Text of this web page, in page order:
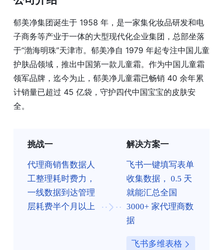
郁美净集团诞生于 1958 年，是一家集化妆品研发和电
子商务等产业于一体的大型现代化企业集团，总部坐落
于“渤海明珠”天津市。郁美净自 1979 年起专注中国儿童
护肤品领域，推出中国第一款儿童霜。作为中国儿童霜
领军品牌，迄今为止，郁美净儿童霜已畅销 40 余年累
计销量已超过 45 亿袋，守护四代中国宝宝的皮肤安
全。
挑战一
代理商销售数据人
工整理耗时费力，
一线数据到达管理
层耗费半个月以上
解决方案一
飞书一键填写表单
收集数据， 0.5 天
就能汇总全国
3000+ 家代理商数
据
飞书多维表格